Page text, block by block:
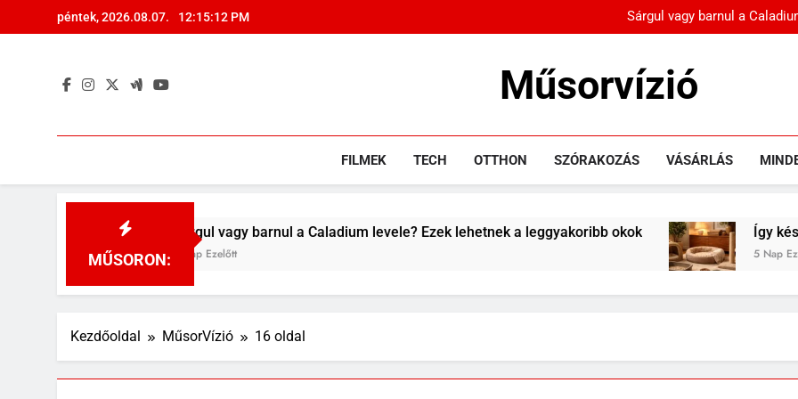
a
péntek, 2026.08.07. 12:15:13 PM
Sárgul vagy barnul a
Sárgul vagy barnul a
Műsorvízió
FILMEK TECH OTTHON SZÓRAKOZÁS VÁSÁRLÁS
MŰSORON:
Sárgul vagy barnul a Caladium levele? Ezek lehetnek a leggyakoribb okok
2 Nap Ezelőtt
Így készülj fel egy
5 Nap Ezelőtt
Kezdőoldal MűsorVízió 16 oldal